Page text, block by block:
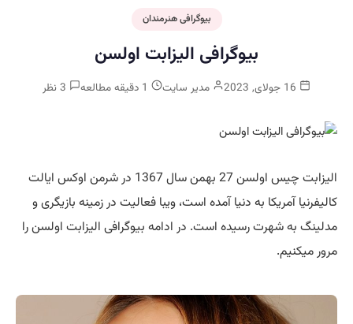
بیوگرافی هنرمندان
بیوگرافی الیزابت اولسن
مدیر سایت
الیزابت چیس اولسن 27 بهمن سال 1367 در شرمن اوکس ایالت
کالیفرنیا آمریکا به دنیا آمده است، ویبا فعالیت در زمینه بازیگری و
مدلینگ به شهرت رسیده است. در ادامه بیوگرافی الیزابت اولسن را
مرور میکنیم.